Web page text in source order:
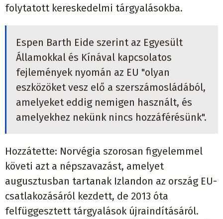
folytatott kereskedelmi tárgyalásokba.
Espen Barth Eide szerint az Egyesült
Államokkal és Kínával kapcsolatos
fejlemények nyomán az EU "olyan
eszközöket vesz elő a szerszámosládából,
amelyeket eddig nemigen használt, és
amelyekhez nekünk nincs hozzáférésünk".
Hozzátette: Norvégia szorosan figyelemmel
követi azt a népszavazást, amelyet
augusztusban tartanak Izlandon az ország EU-
csatlakozásáról kezdett, de 2013 óta
felfüggesztett tárgyalások újraindításáról.